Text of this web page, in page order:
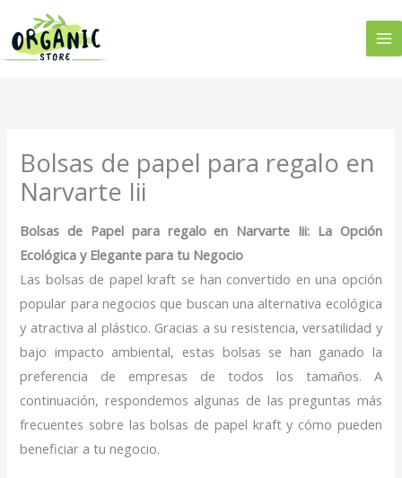
contenido
Bolsas de papel para regalo en
Narvarte Iii
Bolsas de Papel para regalo en Narvarte Iii: La Opción
Ecológica y Elegante para tu Negocio
Las bolsas de papel kraft se han convertido en una opción
popular para negocios que buscan una alternativa ecológica
y atractiva al plástico. Gracias a su resistencia, versatilidad y
bajo impacto ambiental, estas bolsas se han ganado la
preferencia de empresas de todos los tamaños. A
continuación, respondemos algunas de las preguntas más
frecuentes sobre las bolsas de papel kraft y cómo pueden
beneficiar a tu negocio.